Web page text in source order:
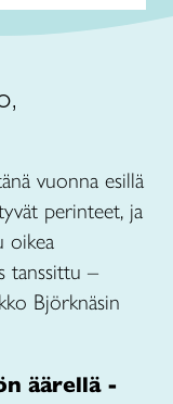
vuonna esillä
perinteet, ja
oikea
tanssittu –
Björknäsin
äärellä -